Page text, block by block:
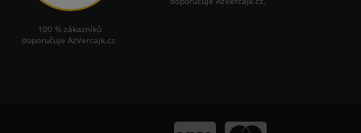
100 % zákazníků
doporučuje AzVercajk.cz.